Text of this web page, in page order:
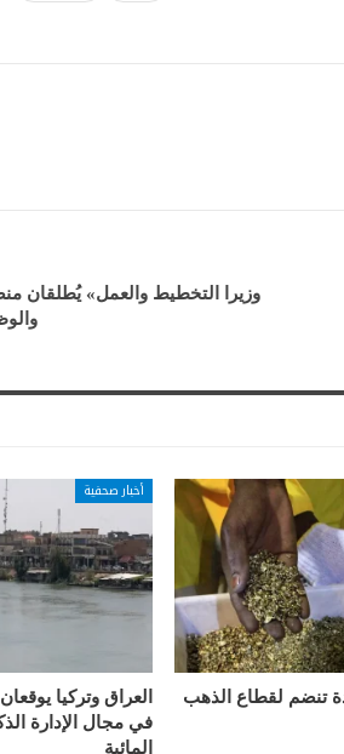
وزيرا التخطيط والعمل» يُطلقان
تنضم لقطاع الذهب
أخبار صحفية
العراق وتركيا
في مجال الإدارة
المائية